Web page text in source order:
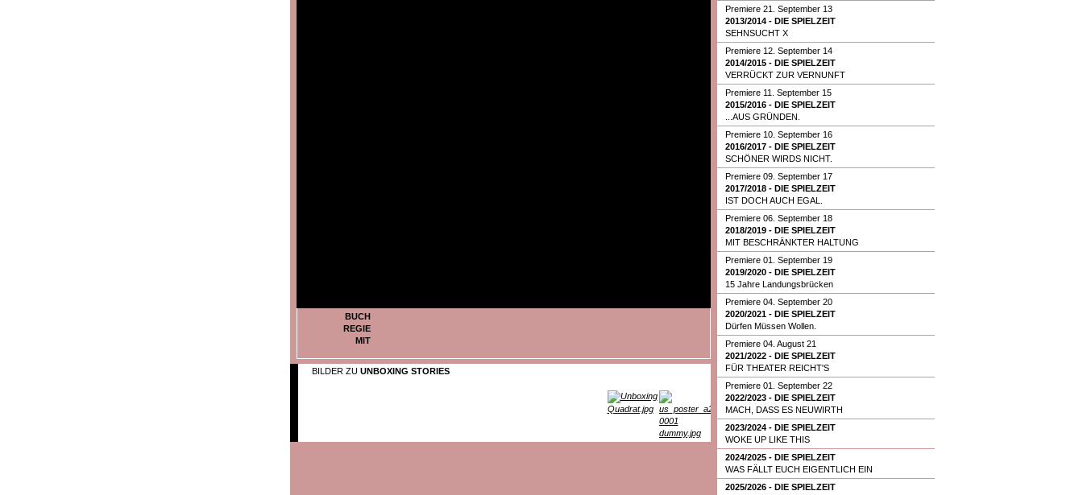
BUCH
REGIE
MIT
BILDER ZU UNBOXING STORIES
Premiere 21. September 13
2013/2014 - DIE SPIELZEIT
SEHNSUCHT X
Premiere 12. September 14
2014/2015 - DIE SPIELZEIT
VERRÜCKT ZUR VERNUNFT
Premiere 11. September 15
2015/2016 - DIE SPIELZEIT
...AUS GRÜNDEN.
Premiere 10. September 16
2016/2017 - DIE SPIELZEIT
SCHÖNER WIRDS NICHT.
Premiere 09. September 17
2017/2018 - DIE SPIELZEIT
IST DOCH AUCH EGAL.
Premiere 06. September 18
2018/2019 - DIE SPIELZEIT
MIT BESCHRÄNKTER HALTUNG
Premiere 01. September 19
2019/2020 - DIE SPIELZEIT
15 Jahre Landungsbrücken
Premiere 04. September 20
2020/2021 - DIE SPIELZEIT
Dürfen Müssen Wollen.
Premiere 04. August 21
2021/2022 - DIE SPIELZEIT
FÜR THEATER REICHT'S
Premiere 01. September 22
2022/2023 - DIE SPIELZEIT
MACH, DASS ES NEUWIRTH
2023/2024 - DIE SPIELZEIT
WOKE UP LIKE THIS
2024/2025 - DIE SPIELZEIT
WAS FÄLLT EUCH EIGENTLICH EIN
2025/2026 - DIE SPIELZEIT